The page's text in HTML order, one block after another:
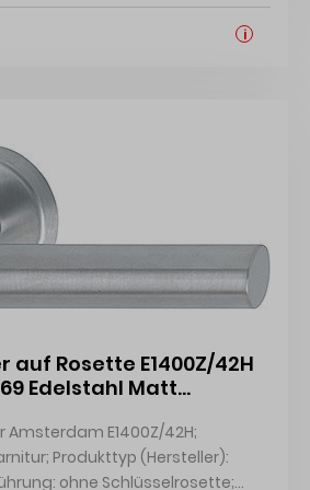
i
auf Rosette E1400Z/42H
Edelstahl Matt
Amsterdam E1400Z/42H;
Produkttyp (Hersteller):
ohne Schlüsselrosette;